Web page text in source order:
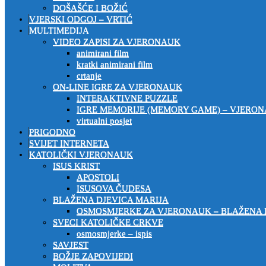
DOŠAŠĆE I BOŽIĆ
VJERSKI ODGOJ – VRTIĆ
MULTIMEDIJA
VIDEO ZAPISI ZA VJERONAUK
animirani film
kratki animirani film
crtanje
ON-LINE IGRE ZA VJERONAUK
INTERAKTIVNE PUZZLE
IGRE MEMORIJE (MEMORY GAME) –
virtualni posjet
PRIGODNO
SVIJET INTERNETA
KATOLIČKI VJERONAUK
ISUS KRIST
APOSTOLI
ISUSOVA ČUDESA
BLAŽENA DJEVICA MARIJA
OSMOSMJERKE ZA VJERONAUK – BLAŽENA
SVECI KATOLIČKE CRKVE
osmosmjerke – ispis
SAVJEST
BOŽJE ZAPOVIJEDI